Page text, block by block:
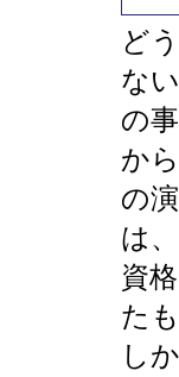
ど
な
の
か
の
は
資
た
し